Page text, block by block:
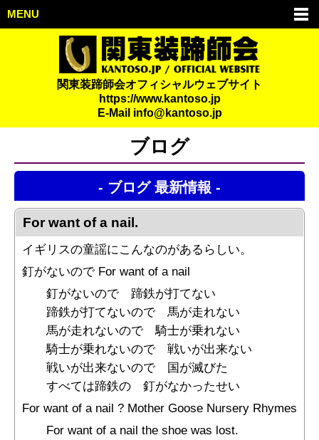
MENU
関東装蹄師会オフィシャルウェブサイト
https://www.kantoso.jp
E-Mail info@kantoso.jp
ブログ
- ブログ 最新情報 -
For want of a nail.
イギリスの童謡にこんなのがあるらしい。
釘がないので For want of a nail
釘がないので 蹄鉄が打てない
蹄鉄が打てないので 馬が走れない
馬が走れないので 騎士が乗れない
騎士が乗れないので 戦いが出来ない
戦いが出来ないので 国が滅びた
すべては蹄鉄の 釘がなかったせい
For want of a nail ? Mother Goose Nursery Rhymes
For want of a nail the shoe was lost.